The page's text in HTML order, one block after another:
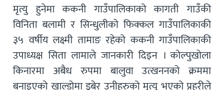
मृत्यु हुनेमा ककनी गाउँपालिकाको कागती गाउँकी
विनिता बलामी र सिन्धुलीको फिक्कल गाउँपालिकाकी
३५ वर्षीय लक्ष्मी तामाङ रहेको ककनी गाउँपालिकाकी
उपाध्यक्ष सिता लामाले जानकारी दिइन । कोल्पुखोला
किनारमा अबैध रुपमा बालुवा उत्खननको क्रममा
बनाइएको खाल्डोमा डुबेर उनीहरुको मृत्यु भएको प्रहरीले